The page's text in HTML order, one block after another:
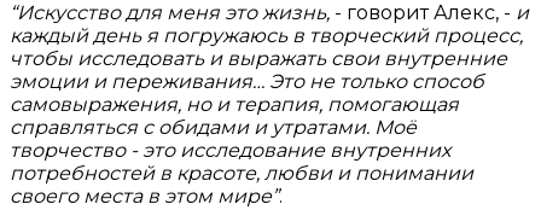
“Искусство для меня это жизнь, - говорит Алекс, - и
каждый день я погружаюсь в творческий процесс,
чтобы исследовать и выражать свои внутренние
эмоции и переживания… Это не только способ
самовыражения, но и терапия, помогающая
справляться с обидами и утратами. Моё
творчество - это исследование внутренних
потребностей в красоте, любви и понимании
своего места в этом мире”.